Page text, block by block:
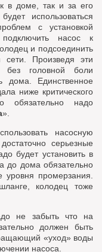
в доме, так и за его
использоваться
с установкой
насос к
и подсоединить
сети. Произведя эти
головной боли
дома. Единственное
ниже критического
обязательно надо
».
насосную
серьезные
будет установить в
до дома обязательно
промерзания.
колодец тоже
не забыть что на
должен быть
«уход» воды
насоса.